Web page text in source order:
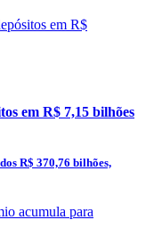
em R$ 7,15 bilhões
R$ 370,76 bilhões,